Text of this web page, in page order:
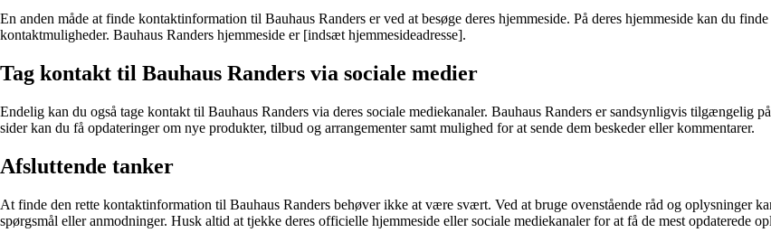
En anden måde at finde kontaktinformation til Bauhaus Randers er ved at besøge deres hjemmeside. På deres hjemmeside kan du
kontaktmuligheder. Bauhaus Randers hjemmeside er [indsæt hjemmesideadresse].
Tag kontakt til Bauhaus Randers via sociale medier
Endelig kan du også tage kontakt til Bauhaus Randers via deres sociale mediekanaler. Bauhaus Randers er sandsynligvis tilgængelig
sider kan du få opdateringer om nye produkter, tilbud og arrangementer samt mulighed for at sende dem beskeder eller kommentarer.
Afsluttende tanker
At finde den rette kontaktinformation til Bauhaus Randers behøver ikke at være svært. Ved at bruge ovenstående råd og oplysninger
spørgsmål eller anmodninger. Husk altid at tjekke deres officielle hjemmeside eller sociale mediekanaler for at få de mest opdaterede